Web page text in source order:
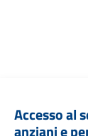
Accesso al
anziani e